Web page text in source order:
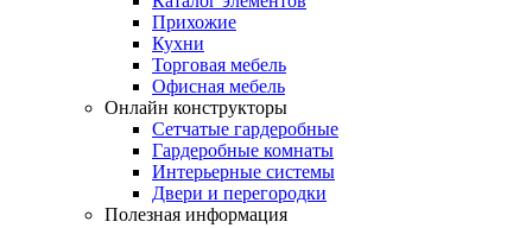
Прихожие
Кухни
Торговая мебель
Офисная мебель
Онлайн конструкторы
Сетчатые гардеробные
Гардеробные комнаты
Интерьерные системы
Двери и перегородки
Полезная информация